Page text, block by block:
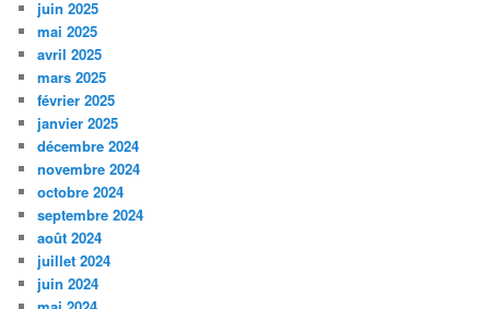
juin 2025
mai 2025
avril 2025
mars 2025
février 2025
janvier 2025
décembre 2024
novembre 2024
octobre 2024
septembre 2024
août 2024
juillet 2024
juin 2024